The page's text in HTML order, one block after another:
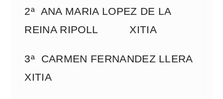
2ª ANA MARIA LOPEZ DE LA
REINA RIPOLL XITIA
3ª CARMEN FERNANDEZ LLERA
XITIA